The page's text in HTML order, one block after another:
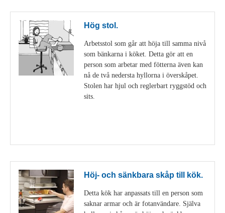
Hög stol.
Arbetsstol som går att höja till samma nivå
som bänkarna i köket. Detta gör att en
person som arbetar med fötterna även kan
nå de två nedersta hyllorna i överskåpet.
Stolen har hjul och reglerbart ryggstöd och
sits.
Höj- och sänkbara skåp till kök.
Detta kök har anpassats till en person som
saknar armar och är fotanvändare. Själva